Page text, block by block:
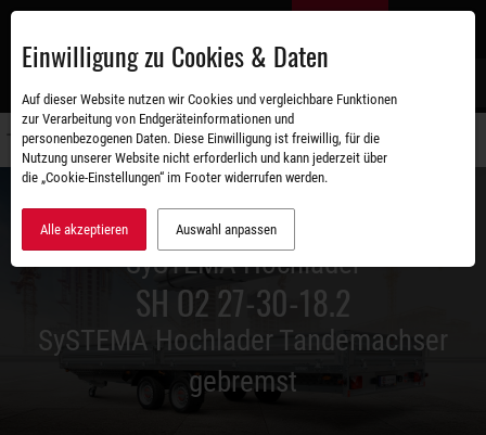
Zum
SySTEMA Hochlader
SH O2 27-30-18.2
SySTEMA Hochlader Tandemachser
gebremst
Einwilligung zu Cookies & Daten
Auf dieser Website nutzen wir Cookies und vergleichbare Funktionen
zur Verarbeitung von Endgeräteinformationen und
personenbezogenen Daten. Diese Einwilligung ist freiwillig, für die
Nutzung unserer Website nicht erforderlich und kann jederzeit über
die „Cookie-Einstellungen“ im Footer widerrufen werden.
Alle akzeptieren Auswahl anpassen